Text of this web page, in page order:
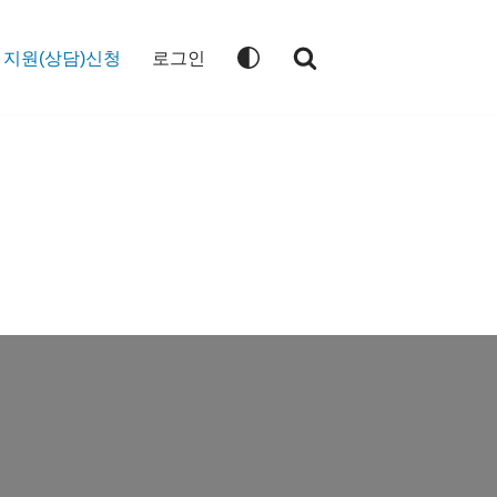
지원(상담)신청 로그인